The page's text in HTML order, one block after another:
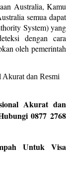
Australia, Kamu
semua dapat
System) yang
dengan cara
oleh pemerintah
Akurat dan
0877 2768
Untuk Visa